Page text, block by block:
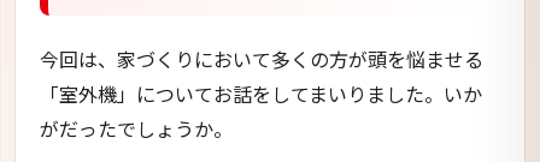
今回は、家づくりにおいて多くの方が頭を悩ませる
「室外機」についてお話をしてまいりました。いか
がだったでしょうか。